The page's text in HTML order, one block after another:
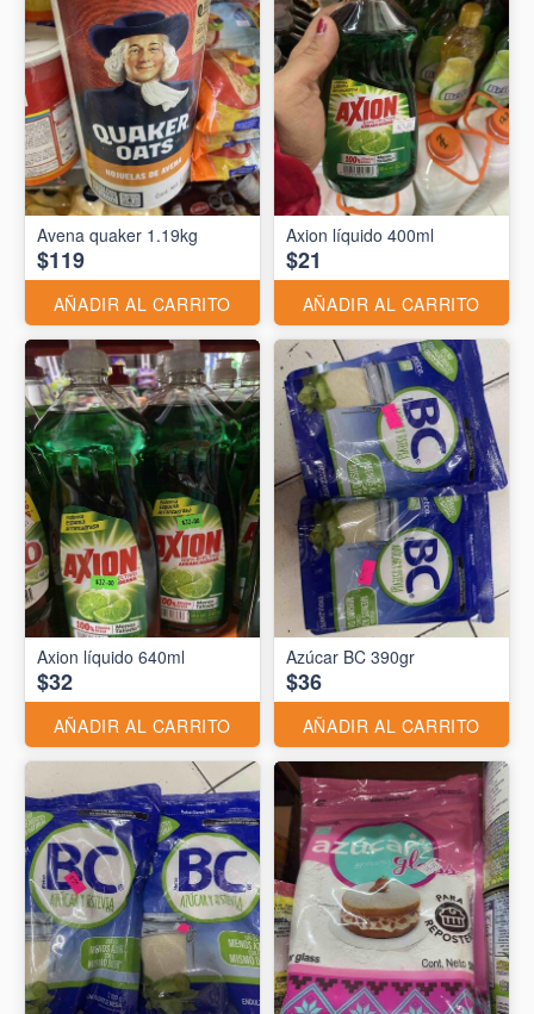
Avena quaker 1.19kg
$119
AÑADIR AL CARRITO
Axion líquido 400ml
$21
AÑADIR AL CARRITO
Axion líquido 640ml
$32
AÑADIR AL CARRITO
Azúcar BC 390gr
$36
AÑADIR AL CARRITO